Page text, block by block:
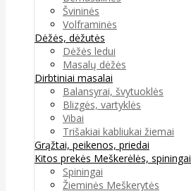
Švininės
Volframinės
Dėžės, dėžutės
Dėžės ledui
Masalų dėžės
Dirbtiniai masalai
Balansyrai, švytuoklės
Blizgės, vartyklės
Vibai
Trišakiai kabliukai žiemai
Grąžtai, peikenos, priedai
Kitos prekės Meškerėlės, spiningai
Spiningai
Žieminės Meškerytės